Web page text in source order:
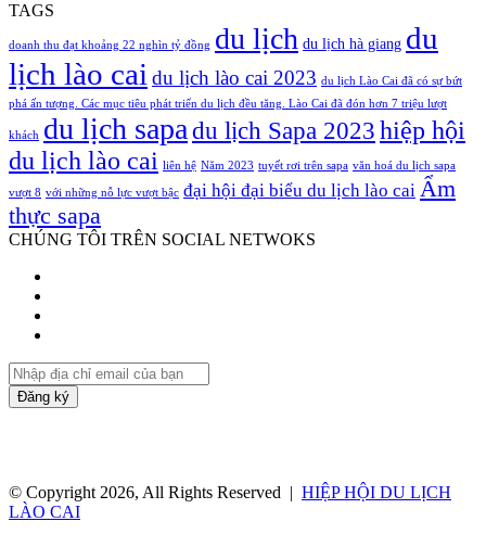
TAGS
doanh thu đạt khoảng 22 nghìn tỷ đồng du lịch du lịch hà giang du
lịch lào cai du lịch lào cai 2023 du lịch Lào Cai đã có sự bứt
phá ấn tượng. Các mục tiêu phát triển du lịch đều tăng. Lào Cai đã đón hơn 7 triệu lượt
khách du lịch sapa du lịch Sapa 2023 hiệp hội
du lịch lào cai liên hệ Năm 2023 tuyết rơi trên sapa văn hoá du lịch sapa
vượt 8 với những nỗ lực vượt bậc đại hội đại biểu du lịch lào cai Ẩm
thực sapa
CHÚNG TÔI TRÊN SOCIAL NETWOKS
Nhập
địa
chỉ
© Copyright 2026, All Rights Reserved | HIỆP HỘI DU LỊCH
LÀO CAI